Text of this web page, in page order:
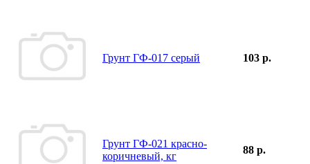
Грунт ГФ-017 серый 103 р.
Грунт ГФ-021 красно-
коричневый, кг
88 р.